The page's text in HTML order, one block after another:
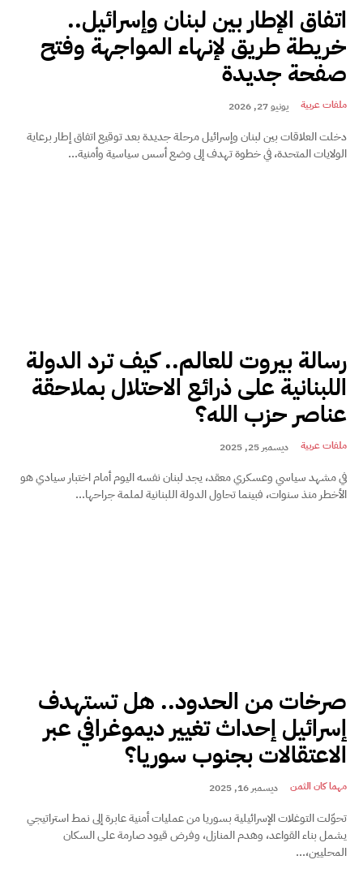
اتفاق الإطار بين لبنان وإسرائيل..
خريطة طريق لإنهاء المواجهة وفتح
صفحة جديدة
ملفات عربية يونيو 27, 2026
دخلت العلاقات بين لبنان وإسرائيل مرحلة جديدة بعد توقيع اتفاق إطار برعاية
الولايات المتحدة، في خطوة تهدف إلى وضع أسس سياسية وأمنية...
رسالة بيروت للعالم.. كيف ترد الدولة
اللبنانية على ذرائع الاحتلال بملاحقة
عناصر حزب الله؟
ملفات عربية ديسمبر 25, 2025
في مشهد سياسي وعسكري معقد، يجد لبنان نفسه اليوم أمام اختبار سيادي هو
الأخطر منذ سنوات، فبينما تحاول الدولة اللبنانية لملمة جراحها...
صرخات من الحدود.. هل تستهدف
إسرائيل إحداث تغيير ديموغرافي عبر
الاعتقالات بجنوب سوريا؟
مهما كان الثمن ديسمبر 16, 2025
تحوّلت التوغلات الإسرائيلية بسوريا من عمليات أمنية عابرة إلى نمط استراتيجي
يشمل بناء القواعد، وهدم المنازل، وفرض قيود صارمة على السكان
المحليين،...